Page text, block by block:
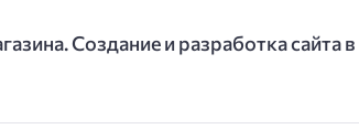
Создание и разработка сайта в